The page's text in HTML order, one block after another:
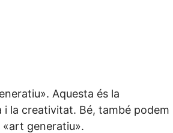
Aquesta és la
la creativitat. Bé, també podem
«art generatiu».